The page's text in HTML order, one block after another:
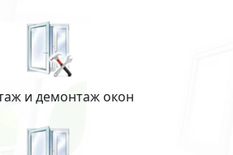
и демонтаж окон